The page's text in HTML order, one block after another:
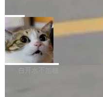
是把这段空隙补上。 回退到任
aDB 捕获 commit 之间的每一
微软同期总资本开支的四成。
bet、微软以及 Meta 等传统科
ceXAI的资金消耗速度尤为引人
撑庞大支出的资金来源却呈现
貌。数据显示，微软和 Meta
一个在终端里运行的编程
1.2，驱动这个 agent 的新模型
你可以用 curl -fsSL https://
sh | bash 安装一个能在大项目
代码、验证结果的 AI 终端工
局
美团开源 LoHoSearch，用
准 AI 能力认知
机器出题的前提，是让机器拥
构建流程可以分为四个环节：
白开水不加糖